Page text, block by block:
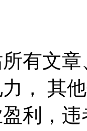
有文
， 其
利，